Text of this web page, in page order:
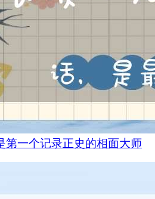
第一个记录正史的相面大师